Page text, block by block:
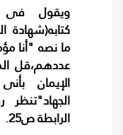
ويقول
ما نصه "أنا
عددهم،قل
الإيمان
الرابطة ص25.